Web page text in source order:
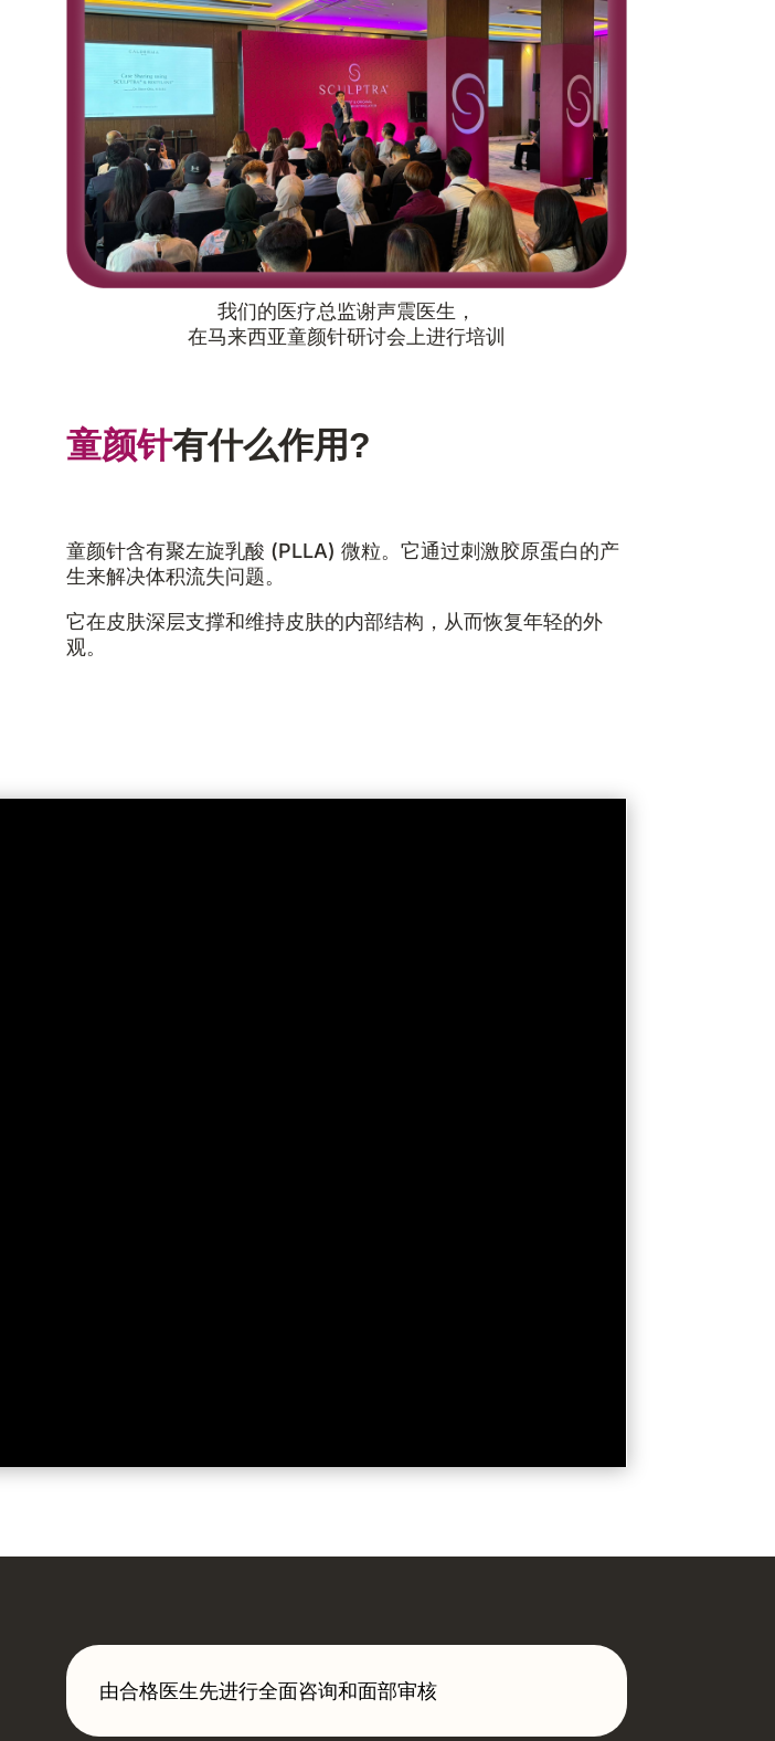
我们的医疗总监谢声震医生，
在马来西亚童颜针研讨会上进行培训
童颜针有什么作用?
童颜针含有聚左旋乳酸 (PLLA) 微粒。它通过刺激胶原蛋白的产
生来解决体积流失问题。
它在皮肤深层支撑和维持皮肤的内部结构，从而恢复年轻的外
观。
由合格医生先进行全面咨询和面部审核